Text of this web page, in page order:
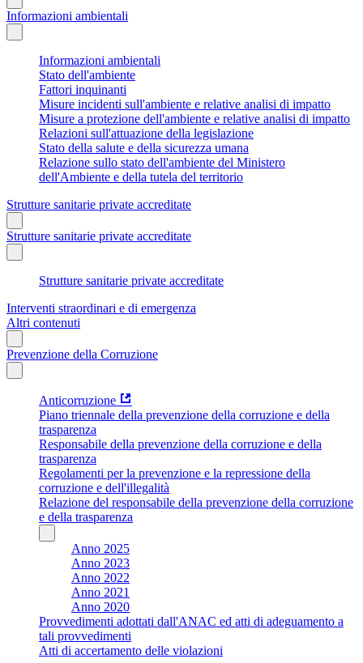
Informazioni ambientali
Informazioni ambientali
Stato dell'ambiente
Fattori inquinanti
Misure incidenti sull'ambiente e relative analisi di impatto
Misure a protezione dell'ambiente e relative analisi di impatto
Relazioni sull'attuazione della legislazione
Stato della salute e della sicurezza umana
Relazione sullo stato dell'ambiente del Ministero
dell'Ambiente e della tutela del territorio
Strutture sanitarie private accreditate
Strutture sanitarie private accreditate
Strutture sanitarie private accreditate
Interventi straordinari e di emergenza
Altri contenuti
Prevenzione della Corruzione
Anticorruzione
Piano triennale della prevenzione della corruzione e della
trasparenza
Responsabile della prevenzione della corruzione e della
trasparenza
Regolamenti per la prevenzione e la repressione della
corruzione e dell'illegalità
Relazione del responsabile della prevenzione della corruzione
e della trasparenza
Anno 2025
Anno 2023
Anno 2022
Anno 2021
Anno 2020
Provvedimenti adottati dall'ANAC ed atti di adeguamento a
tali provvedimenti
Atti di accertamento delle violazioni